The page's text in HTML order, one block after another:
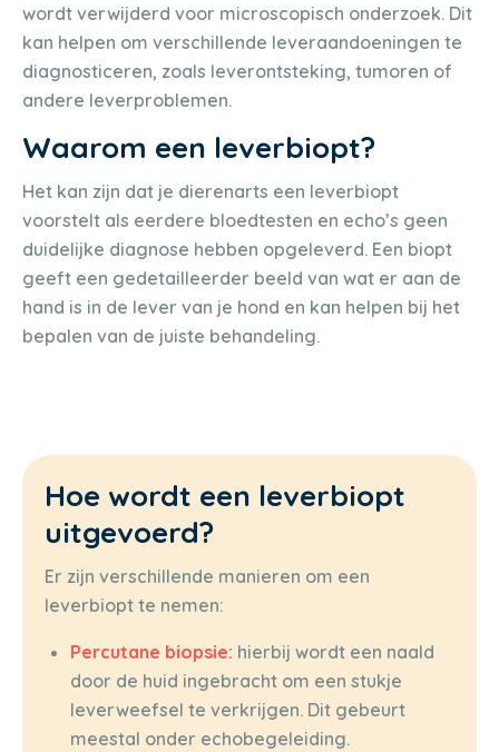
wordt verwijderd voor microscopisch onderzoek. Dit
kan helpen om verschillende leveraandoeningen te
diagnosticeren, zoals leverontsteking, tumoren of
andere leverproblemen.
Waarom een leverbiopt?
Het kan zijn dat je dierenarts een leverbiopt
voorstelt als eerdere bloedtesten en echo’s geen
duidelijke diagnose hebben opgeleverd. Een biopt
geeft een gedetailleerder beeld van wat er aan de
hand is in de lever van je hond en kan helpen bij het
bepalen van de juiste behandeling.
Hoe wordt een leverbiopt
uitgevoerd?
Er zijn verschillende manieren om een
leverbiopt te nemen:
Percutane biopsie: hierbij wordt een naald
door de huid ingebracht om een stukje
leverweefsel te verkrijgen. Dit gebeurt
meestal onder echobegeleiding.